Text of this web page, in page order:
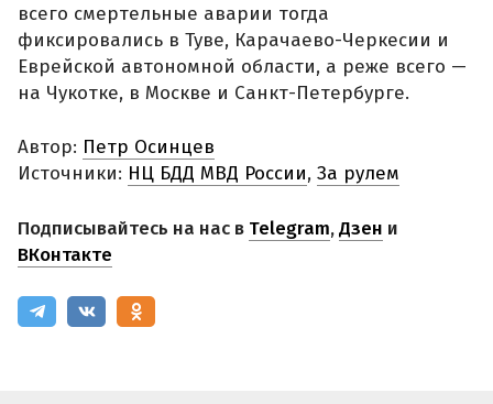
всего смертельные аварии тогда
фиксировались в Туве, Карачаево-Черкесии и
Еврейской автономной области, а реже всего —
на Чукотке, в Москве и Санкт-Петербурге.
Автор: Петр Осинцев
Источники: НЦ БДД МВД России, За рулем
Подписывайтесь на нас в Telegram,Дзен и
ВКонтакте